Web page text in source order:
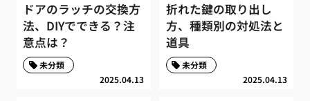
ドアのラッチの交換方
法、DIYでできる？注
意点は？
2025.04.13
未分類
折れた鍵の取り出し
方、種類別の対処法と
道具
2025.04.13
未分類